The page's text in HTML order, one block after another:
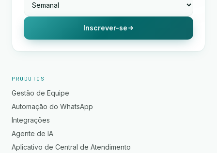
Inscrever-se
PRODUTOS
Gestão de Equipe
Automação do WhatsApp
Integrações
Agente de IA
Aplicativo de Central de Atendimento